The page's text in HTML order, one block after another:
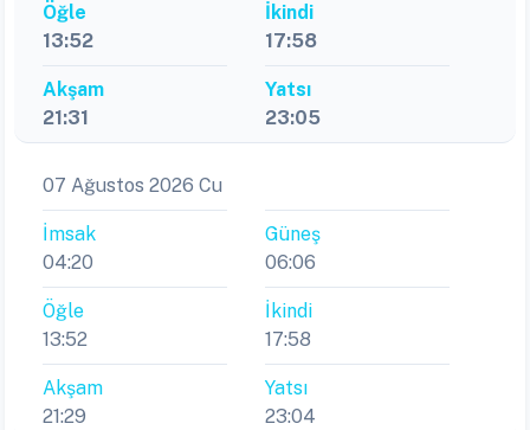
Öğle
13:52
İkindi
17:58
Akşam
21:31
Yatsı
23:05
07 Ağustos 2026 Cu
İmsak
04:20
Güneş
06:06
Öğle
13:52
İkindi
17:58
Akşam
21:29
Yatsı
23:04